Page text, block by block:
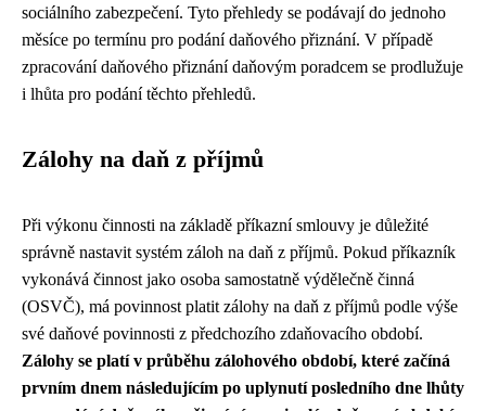
sociálního zabezpečení. Tyto přehledy se podávají do jednoho
měsíce po termínu pro podání daňového přiznání. V případě
zpracování daňového přiznání daňovým poradcem se prodlužuje
i lhůta pro podání těchto přehledů.
Zálohy na daň z příjmů
Při výkonu činnosti na základě příkazní smlouvy je důležité
správně nastavit systém záloh na daň z příjmů. Pokud příkazník
vykonává činnost jako osoba samostatně výdělečně činná
(OSVČ), má povinnost platit zálohy na daň z příjmů podle výše
své daňové povinnosti z předchozího zdaňovacího období.
Zálohy se platí v průběhu zálohového období, které začíná
prvním dnem následujícím po uplynutí posledního dne lhůty